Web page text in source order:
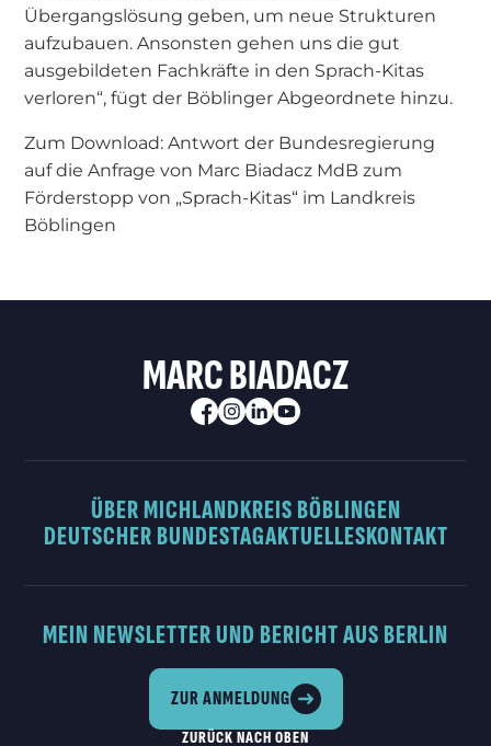
Übergangslösung geben, um neue Strukturen
aufzubauen. Ansonsten gehen uns die gut
ausgebildeten Fachkräfte in den Sprach-Kitas
verloren“, fügt der Böblinger Abgeordnete hinzu.
Zum Download: Antwort der Bundesregierung
auf die Anfrage von Marc Biadacz MdB zum
Förderstopp von „Sprach-Kitas“ im Landkreis
Böblingen
MARC BIADACZ
ÜBER MICHLANDKREIS BÖBLINGEN
DEUTSCHER BUNDESTAGAKTUELLESKONTAKT
MEIN NEWSLETTER UND BERICHT AUS BERLIN
ZUR ANMELDUNG
ZURÜCK NACH OBEN